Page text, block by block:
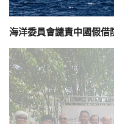
海洋委員會譴責中國假借